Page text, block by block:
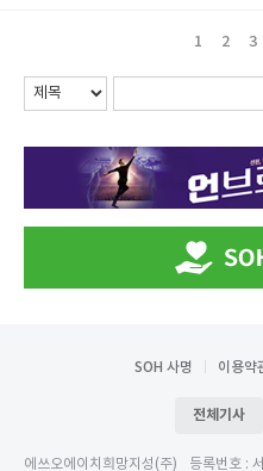
1 2 3
SOH 사명 이용약
전체기사
에쓰오에이치희망지성(주) 등록번호 :